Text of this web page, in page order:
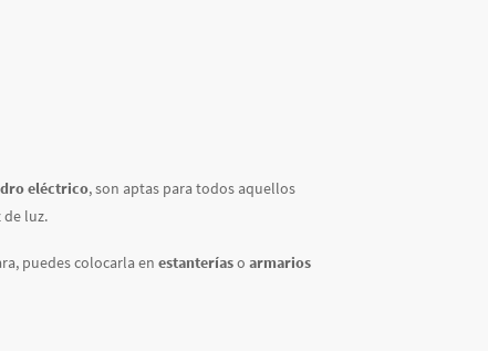
eléctrico, son aptas para todos aquellos
luz.
puedes colocarla enestanteríasoarmarios